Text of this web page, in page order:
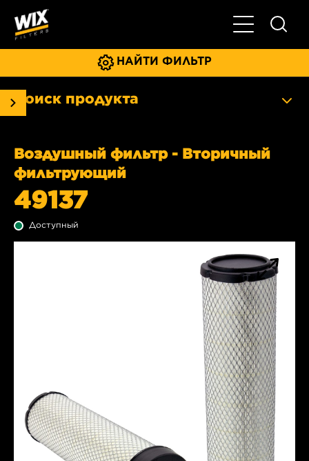
Главное
НАЙТИ ФИЛЬТР
Поиск продукта
Воздушный фильтр - Вторичный
фильтрующий
49137
Доступный